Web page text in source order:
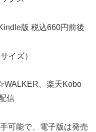
版 税込660円前後
イズ）
、楽天Kobo
信
可能で、電子版は発売